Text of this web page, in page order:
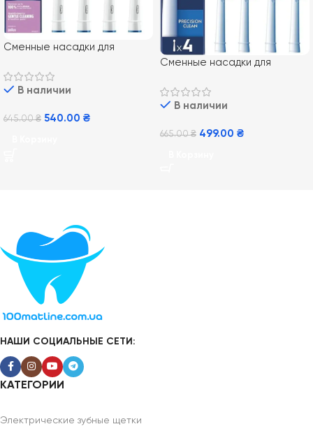
Сменные насадки для
Oral-B Sensitive Clean 4 шт
В наличии
645.00₴ 540.00 ₴
Сменные насадки для
Oral-B EB20RX Pro Precision
Clean 4 шт
В наличии
665.00₴ 499.00 ₴
НАШИ СОЦИАЛЬНЫЕ СЕТИ:
КАТЕГОРИИ
Электрические зубные щетки